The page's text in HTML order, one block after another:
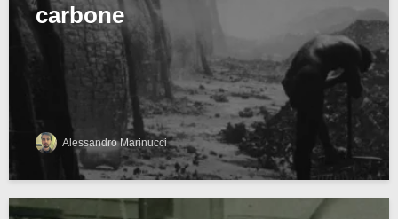
carbone
Alessandro Marinucci